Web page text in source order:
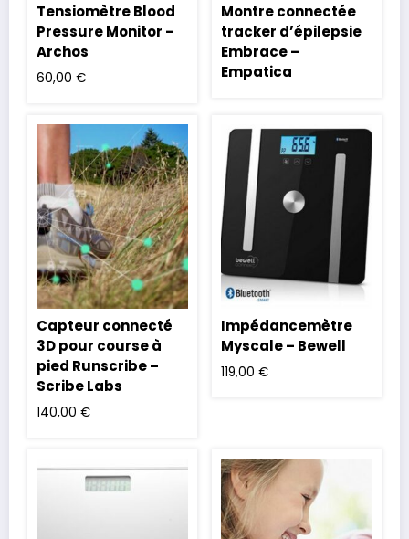
Tensiomètre Blood
Pressure Monitor –
Archos
60,00 €
Montre connectée
tracker d’épilepsie
Embrace –
Empatica
Capteur connecté
3D pour course à
pied Runscribe –
Scribe Labs
140,00 €
Impédancemètre
Myscale – Bewell
119,00 €